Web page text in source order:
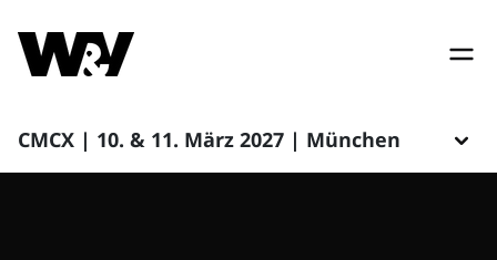
CMCX | 10. & 11. März 2027 | München